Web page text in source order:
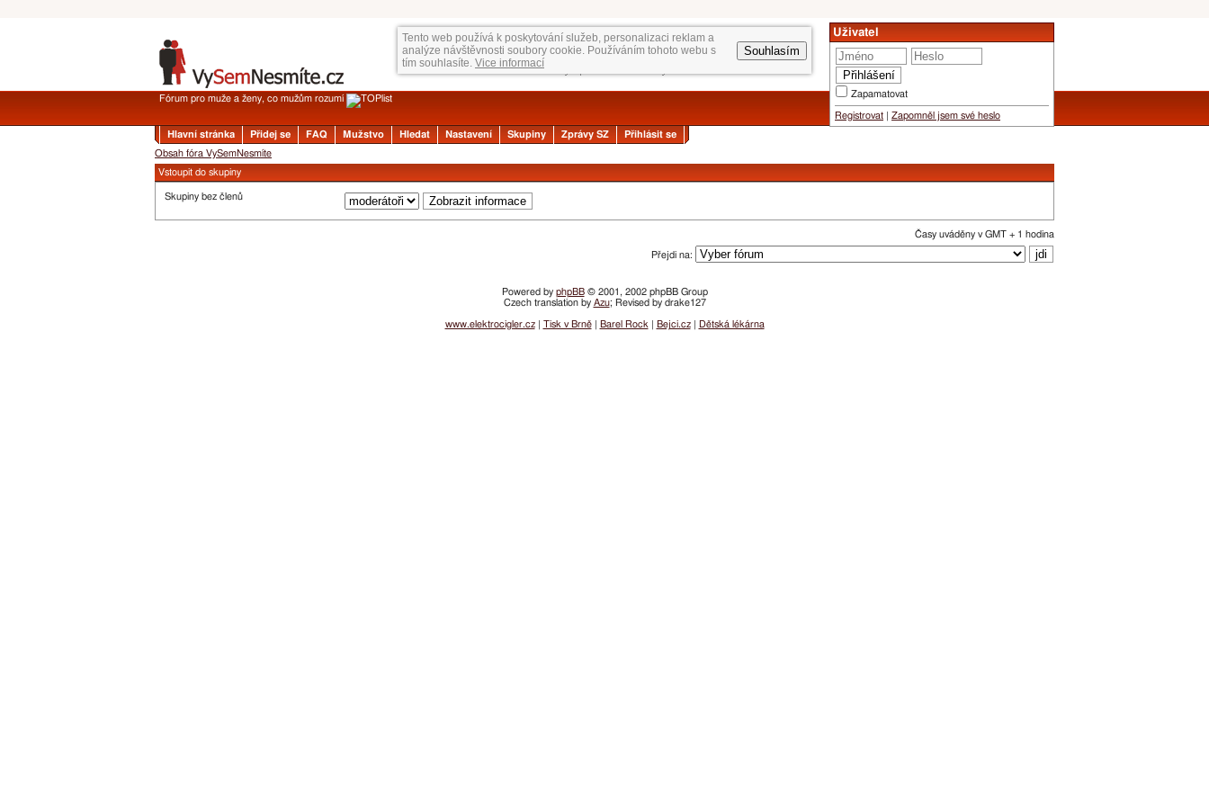
Tento web používá k poskytování služeb, personalizaci reklam a
analýze návštěvnosti soubory cookie. Používáním tohoto webu s
tím souhlasíte. Vice informací
Souhlasím
Uživatel
Zapamatovat
Registrovat Zapomněl jsem své heslo
Fórum pro muže a ženy, co mužům rozumí
Hlavní stránka Přidej se FAQ Mužstvo Hledat Nastavení Skupiny Zprávy SZ
Přihlásit se
Obsah fóra VySemNesmíte
Vstoupit do skupiny
Skupiny bez členů
Časy uváděny v GMT + 1 hodina
Přejdi na:
Powered by phpBB© 2001, 2002 phpBB Group
Czech translation by Azu; Revised by drake127
www.elektrocigler.cz| Tisk v Brně| Barel Rock Bejci.cz| Dětská lékárna